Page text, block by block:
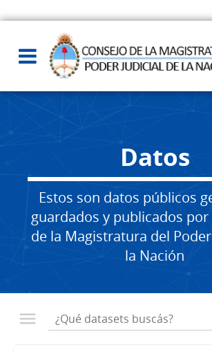
Datos
Estos son datos públicos
guardados y publicados por
de la Magistratura del
la Nación